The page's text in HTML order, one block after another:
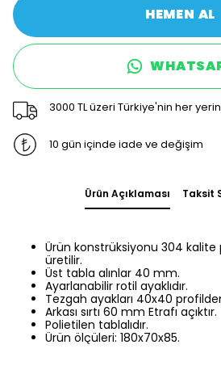
HEMEN AL
3000 TL üzeri Türkiye'nin her
10 gün içinde iade ve değişim
Ürün Açıklaması Taksit
Ürün konstrüksiyonu 304
üretilir.
Üst tabla alınlar 40 mm.
Ayarlanabilir rotil ayaklıdır.
Tezgah ayakları 40x40
Arkası sırtı 60 mm Etrafı açıktır.
Polietilen tablalıdır.
Ürün ölçüleri: 180x70x85.